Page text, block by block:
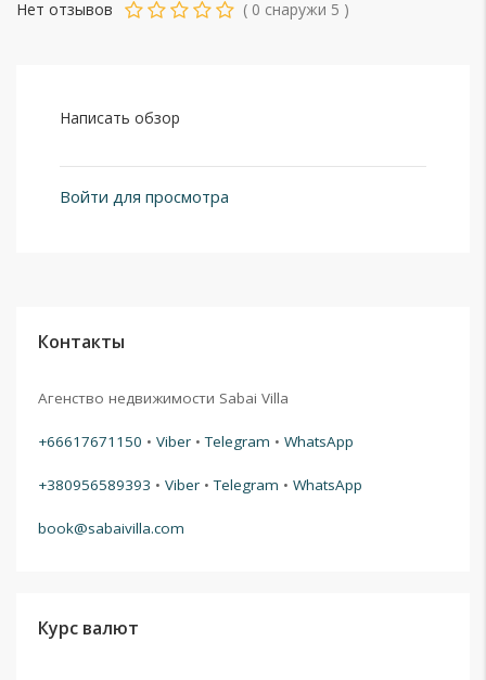
Нет отзывов ( 0 снаружи 5 )
Написать обзор
Войти для просмотра
Контакты
Агенство недвижимости Sabai Villa
+66617671150 • Viber •Telegram • WhatsApp
+380956589393 • Viber •Telegram • WhatsApp
book@sabaivilla.com
Курс валют